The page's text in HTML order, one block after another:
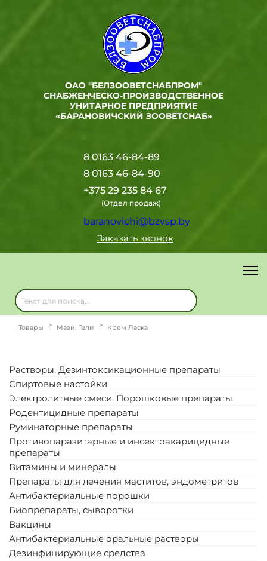
ОАО "БЕЛЗООВЕТСНАБПРОМ"
СНАБЖЕНЧЕСКО-ПРОИЗВОДСТВЕННОЕ
УНИТАРНОЕ ПРЕДПРИЯТИЕ
«БАРАНОВИЧСКИЙ ЗООВЕТСНАБ»
8 0163 46-84-89
8 0163 46-84-90
+375 29 235 84 67
(Отдел продаж)
baranovichi@bzvsp.by
Заказать звонок
Товары Мази. Гели Крем Ласка
Растворы. Дезинтоксикационные препараты
Спиртовые настойки
Электролитные смеси. Порошковые препараты
Родентицидные препараты
Руминаторные препараты
Противопаразитарные и инсектоакарицидные
препараты
Витамины и минералы
Препараты для лечения маститов, эндометритов
Антибактериальные порошки
Биопрепараты, сыворотки
Вакцины
Антибактериальные оральные растворы
Дезинфицирующие средства